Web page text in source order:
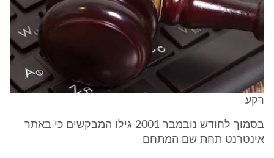
רקע
בסמוך לחודש נובמבר 2001 גילו המבקשים כי באתר
אינטרנט תחת שם המתחם